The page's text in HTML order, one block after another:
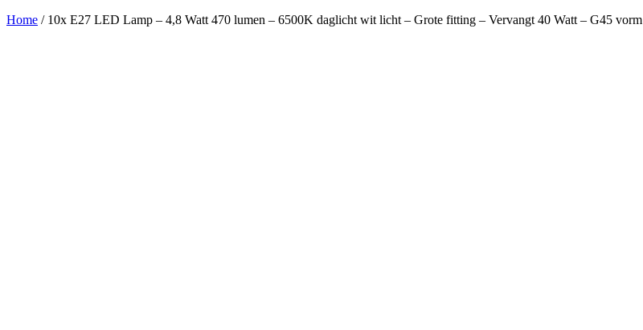
Home / 10x E27 LED Lamp – 4,8 Watt 470 lumen – 6500K daglicht wit licht – Grote fitting – Vervangt 40 Watt – G45 vorm